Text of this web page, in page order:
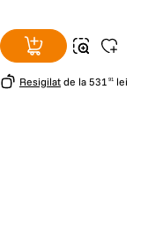
Resigilat de la 531 91 lei